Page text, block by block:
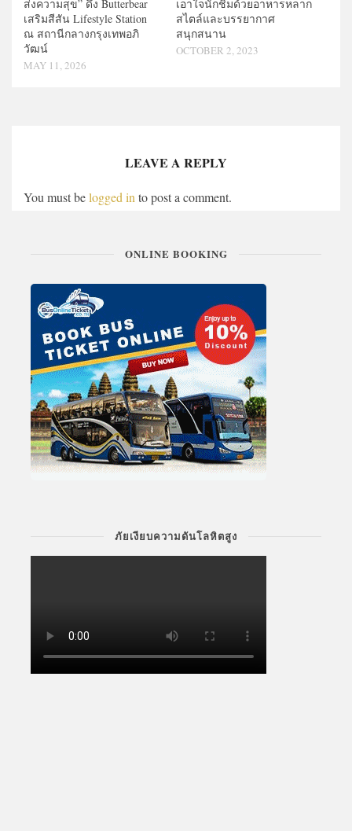
ส่งความสุข” ดึง Butterbear
เสริมสีสัน Lifestyle Station
ณ สถานีกลางกรุงเทพอภิ
วัฒน์
MAY 11, 2026
เอาใจนักชิมด้วยอาหารหลาก
สไตล์และบรรยากาศ
สนุกสนาน
OCTOBER 2, 2023
LEAVE A REPLY
You must belogged into post a comment.
ONLINE BOOKING
ภัยเงียบความดันโลหิตสูง